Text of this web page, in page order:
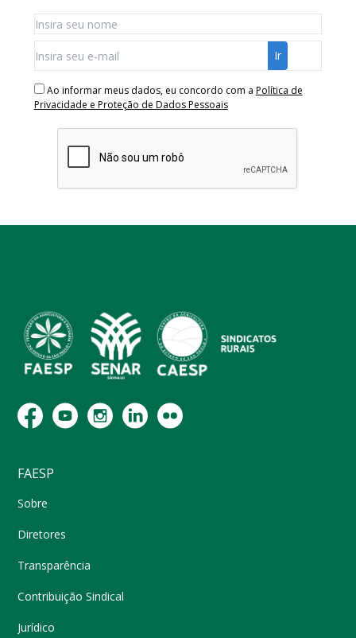
Ao informar meus dados, eu concordo com a Política de
Privacidade e Proteção de Dados Pessoais
FAESP
Sobre
Diretores
Transparência
Contribuição Sindical
Jurídico